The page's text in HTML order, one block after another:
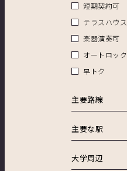
短期契約可
テラスハウス
楽器演奏可
オートロック
早トク
主要路線
主要な駅
大学周辺